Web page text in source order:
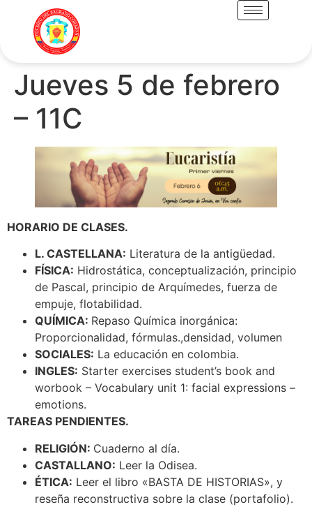
Jueves 5 de febrero
– 11C
HORARIO DE CLASES.
L. CASTELLANA: Literatura de la antigüedad.
FÍSICA: Hidrostática, conceptualización, principio
de Pascal, principio de Arquímedes, fuerza de
empuje, flotabilidad.
QUÍMICA: Repaso Química inorgánica:
Proporcionalidad, fórmulas.,densidad, volumen
SOCIALES: La educación en colombia.
INGLES: Starter exercises student’s book and
worbook – Vocabulary unit 1: facial expressions –
emotions.
TAREAS PENDIENTES.
RELIGIÓN: Cuaderno al día.
CASTALLANO: Leer la Odisea.
ÉTICA: Leer el libro «BASTA DE HISTORIAS», y
reseña reconstructiva sobre la clase (portafolio).